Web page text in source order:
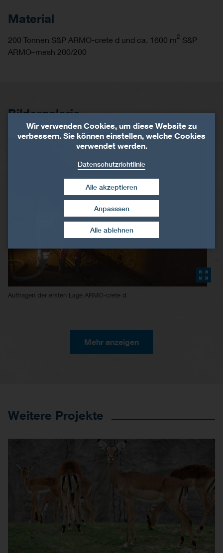
Material
200 Tonnen S&P ARMO-crete d und ca. 1600 m2 S&P
ARMO–mesh 200/200
Bildergalerie
Auftragen der ersten Lage ARMO-crete d
Mehr anzeigen
Weitere Projekte
Wir verwenden Cookies, um diese Website zu
verbessern. Sie können einstellen, welche Cookies
verwendet werden.
Datenschutzrichtlinie
Alle ablehnen
Alle akzeptieren
Zustimmung widerrufen
Anpasssen